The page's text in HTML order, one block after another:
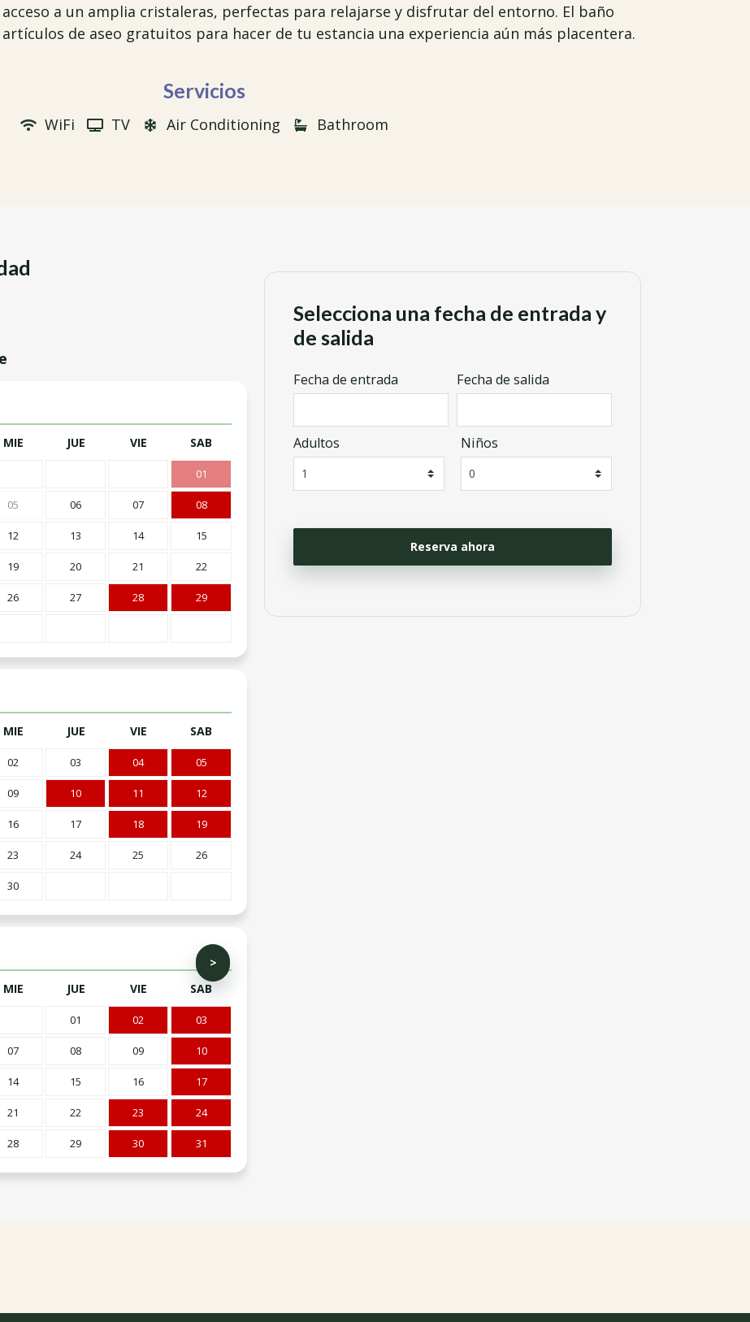
a un amplia cristaleras, perfectas para relajarse y disfrutar del entorno. El baño
de aseo gratuitos para hacer de tu estancia una experiencia aún más placentera.
Servicios
WiFi TV Air Conditioning Bathroom
MIE JUE VIE SAB
01
05 06 07 08
12 13 14 15
19 20 21 22
26 27 28 29
MIE JUE VIE SAB
02 03 04 05
09 10 11 12
16 17 18 19
23 24 25 26
30
>
MIE JUE VIE SAB
01 02 03
07 08 09 10
14 15 16 17
21 22 23 24
28 29 30 31
Selecciona una fecha de entrada y
de salida
Fecha de entrada Fecha de salida
Adultos Niños